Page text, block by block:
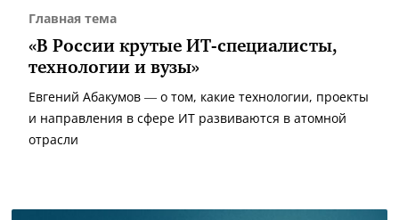
Главная тема
«В России крутые ИТ-специалисты,
технологии и вузы»
Евгений Абакумов — о том, какие технологии, проекты
и направления в сфере ИТ развиваются в атомной
отрасли